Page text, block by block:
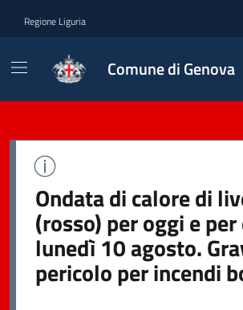
Regione Liguria
Comune di Genova
Ondata di calore di
(rosso) per oggi e
lunedì 10 agosto.
pericolo per incendi